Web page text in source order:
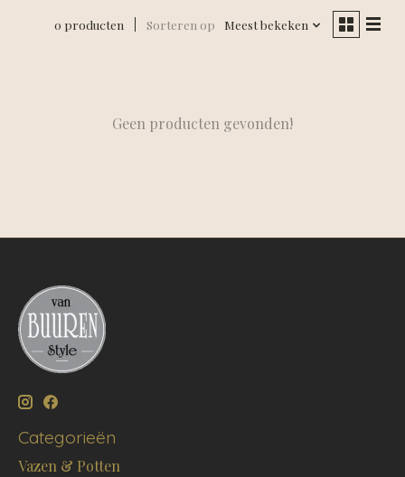
0 producten Sorteren op Meest bekeken
Geen producten gevonden!
Categorieën
Vazen & Potten